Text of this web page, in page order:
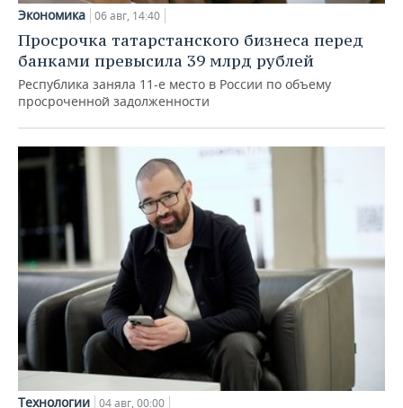
Экономика 06 авг, 14:40
Просрочка татарстанского бизнеса перед
банками превысила 39 млрд рублей
Республика заняла 11-е место в России по объему
просроченной задолженности
Технологии 04 авг, 00:00